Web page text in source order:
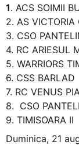
1. ACS SOIMII
2. AS VICTORIA
3. CSO
4. RC ARIESUL
5. WARRIORS
6. CSS BARLAD
7. RC VENUS
8. CSO
9. TIMISOARA II
Duminica, 21